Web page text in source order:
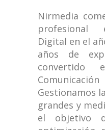
Nirmedia
profesional
Digital en el
años de
convertido
Gestionamos
grandes y
el objetivo